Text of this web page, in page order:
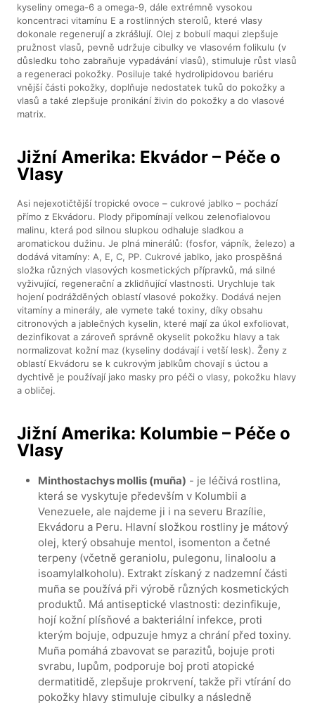
kyseliny omega-6 a omega-9, dále extrémně vysokou
koncentraci vitamínu E a rostlinných sterolů, které vlasy
dokonale regenerují a zkrášlují. Olej z bobulí maqui zlepšuje
pružnost vlasů, pevně udržuje cibulky ve vlasovém folikulu (v
důsledku toho zabraňuje vypadávání vlasů), stimuluje růst vlasů
a regeneraci pokožky. Posiluje také hydrolipidovou bariéru
vnější části pokožky, doplňuje nedostatek tuků do pokožky a
vlasů a také zlepšuje pronikání živin do pokožky a do vlasové
matrix.
Jižní Amerika: Ekvádor – Péče o
Vlasy
Asi nejexotičtější tropické ovoce – cukrové jablko – pochází
přímo z Ekvádoru. Plody připomínají velkou zelenofialovou
malinu, která pod silnou slupkou odhaluje sladkou a
aromatickou dužinu. Je plná minerálů: (fosfor, vápník, železo) a
dodává vitamíny: A, E, C, PP. Cukrové jablko, jako prospěšná
složka různých vlasových kosmetických přípravků, má silné
vyživující, regenerační a zklidňující vlastnosti. Urychluje tak
hojení podrážděných oblastí vlasové pokožky. Dodává nejen
vitamíny a minerály, ale vymete také toxiny, díky obsahu
citronových a jablečných kyselin, které mají za úkol exfoliovat,
dezinfikovat a zároveň správně okyselit pokožku hlavy a tak
normalizovat kožní maz (kyseliny dodávají i vetší lesk). Ženy z
oblastí Ekvádoru se k cukrovým jablkům chovají s úctou a
dychtivě je používají jako masky pro péči o vlasy, pokožku hlavy
a obličej.
Jižní Amerika: Kolumbie – Péče o
Vlasy
Minthostachys mollis (muña) - je léčivá rostlina,
která se vyskytuje především v Kolumbii a
Venezuele, ale najdeme ji i na severu Brazílie,
Ekvádoru a Peru. Hlavní složkou rostliny je mátový
olej, který obsahuje mentol, isomenton a četné
terpeny (včetně geraniolu, pulegonu, linaloolu a
isoamylalkoholu). Extrakt získaný z nadzemní části
muña se používá při výrobě různých kosmetických
produktů. Má antiseptické vlastnosti: dezinfikuje,
hojí kožní plísňové a bakteriální infekce, proti
kterým bojuje, odpuzuje hmyz a chrání před toxiny.
Muña pomáhá zbavovat se parazitů, bojuje proti
svrabu, lupům, podporuje boj proti atopické
dermatitidě, zlepšuje prokrvení, takže při vtírání do
pokožky hlavy stimuluje cibulky a následně